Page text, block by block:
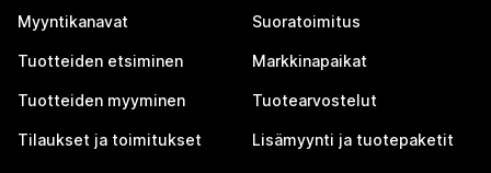
Myyntikanavat
Tuotteiden etsiminen
Tuotteiden myyminen
Tilaukset ja toimitukset
Suoratoimitus
Markkinapaikat
Tuotearvostelut
Lisämyynti ja tuotepaketit